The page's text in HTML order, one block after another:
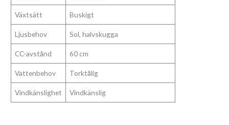
Växtsätt Buskigt
Ljusbehov Sol, halvskugga
CC-avstånd 60 cm
Vattenbehov Torktålig
Vindkänslighet Vindkänslig